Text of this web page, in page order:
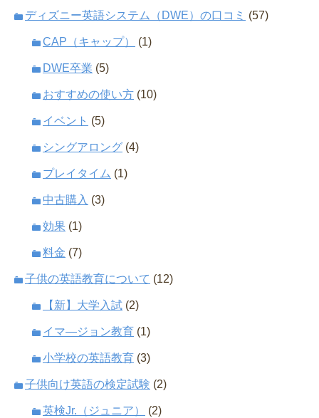
ディズニー英語システム（DWE）の口コミ (57)
CAP（キャップ） (1)
DWE卒業 (5)
おすすめの使い方 (10)
イベント (5)
シングアロング (4)
プレイタイム (1)
中古購入 (3)
効果 (1)
料金 (7)
子供の英語教育について (12)
【新】大学入試 (2)
イマ―ジョン教育 (1)
小学校の英語教育 (3)
子供向け英語の検定試験 (2)
英検Jr.（ジュニア） (2)